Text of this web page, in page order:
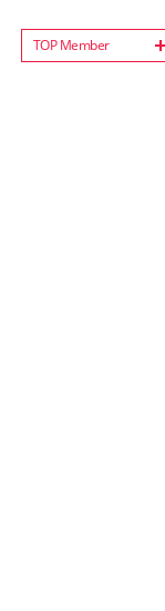
TOP Member